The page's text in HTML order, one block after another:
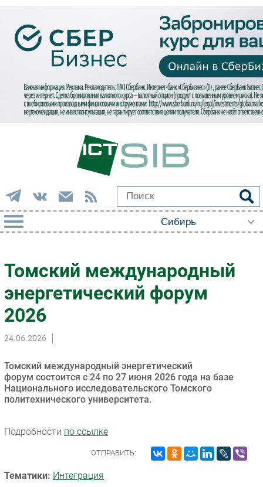
Импорто­замещение
Автоматизация Промышленности
Интернет
Фиксированная связь
Интеграция
Рынок ПК
Маркетинг
Оборудование
Кадры
Томский международный
энергетический форум
2026
24.06.2026
Томский международный энергетический
форум состоится с 24 по 27 июня 2026 года на базе
Национального исследовательского Томского
политехнического университета.
Подробности по ссылке
ОТПРАВИТЬ:
Тематики: Интеграция